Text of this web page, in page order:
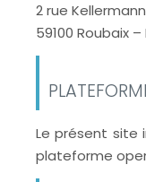
2 rue Kellermann
59100 Roubaix –
Le présent site
plateforme